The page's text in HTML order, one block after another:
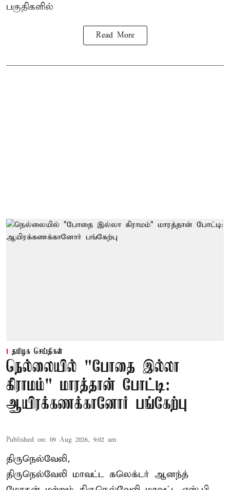
பகுதிகளில்
Read More
தமிழக செய்திகள்
நெல்லையில் "போதை இல்லா
கிராமம்" மாரத்தான் போட்டி:
ஆயிரக்கணக்கானோர் பங்கேற்பு
Published on: 09 Aug 2026, 9:02 am
திருநெல்வேலி,
திருநெல்வேலி மாவட்ட கலெக்டர் ஆனந்த்